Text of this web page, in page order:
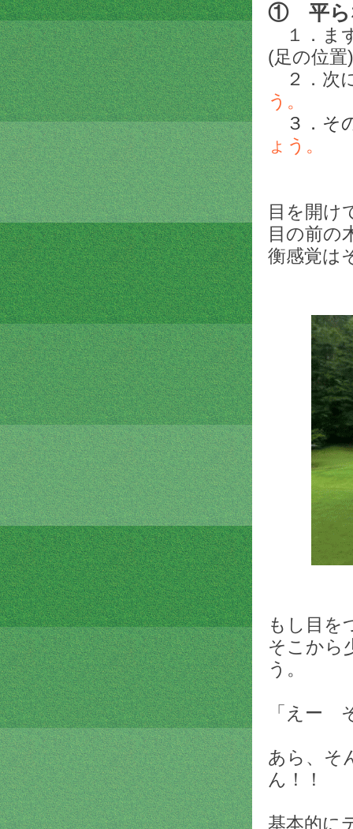
① 平ら
１．ま
(足の位
２．次
う。
３．そ
ょう。
目を開け
目の前の
衡感覚は
もし目を
そこから
う。
「えー
あら、そ
ん！！
基本的に